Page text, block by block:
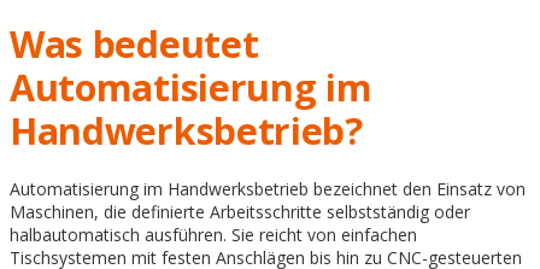
Was bedeutet
Automatisierung im
Handwerksbetrieb?
Automatisierung im Handwerksbetrieb bezeichnet den Einsatz von
Maschinen, die definierte Arbeitsschritte selbstständig oder
halbautomatisch ausführen. Sie reicht von einfachen
Tischsystemen mit festen Anschlägen bis hin zu CNC-gesteuerten